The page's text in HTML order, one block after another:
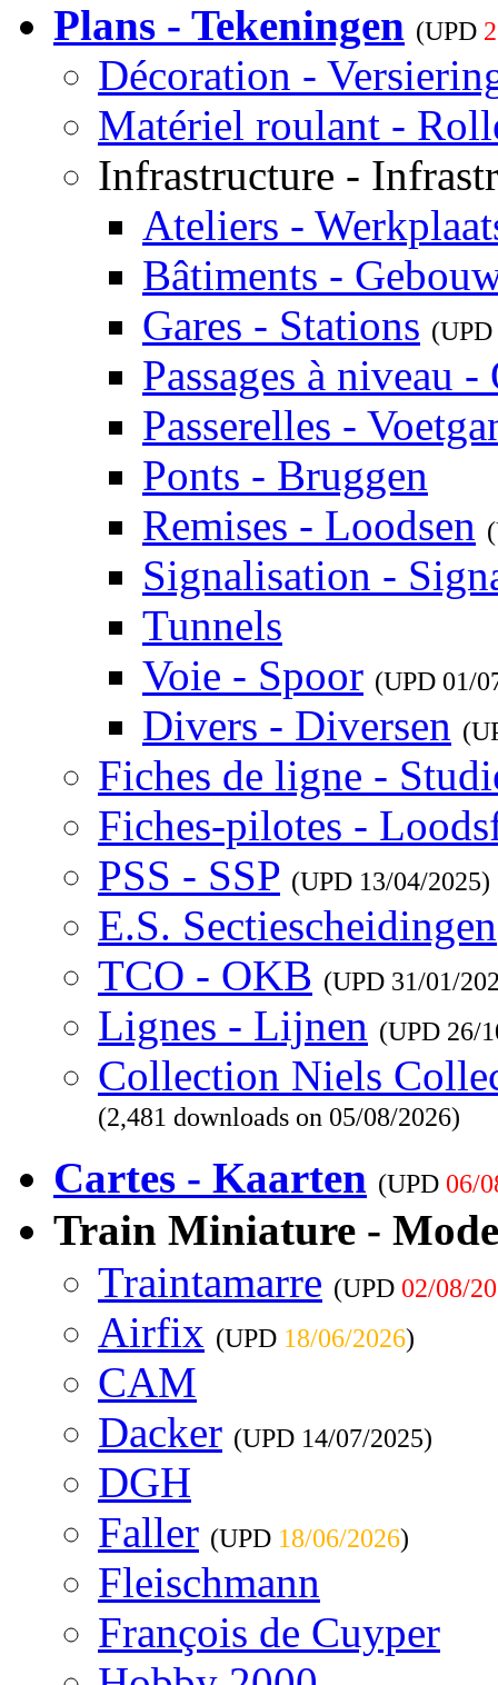
Plans - Tekeningen (UPD
Décoration -
Matériel roulant -
Infrastructure -
Ateliers -
Bâtiments -
Gares - Stations (UPD
Passages à niveau
Passerelles -
Ponts - Bruggen
Remises - Loodsen
Signalisation -
Tunnels
Voie - Spoor (UPD 01/
Divers - Diversen
Fiches de ligne -
Fiches-pilotes -
PSS - SSP (UPD 13/04/2025)
E.S. Sectiescheidingen
TCO - OKB (UPD 31/01/
Lignes - Lijnen (UPD 26/
Collection Niels
(2,481 downloads on 05/08/2026)
Cartes - Kaarten (UPD 06/
Train Miniature -
Traintamarre (UPD 02/08/
Airfix (UPD 18/06/2026)
CAM
Dacker (UPD 14/07/2025)
DGH
Faller (UPD 18/06/2026)
Fleischmann
François de Cuyper